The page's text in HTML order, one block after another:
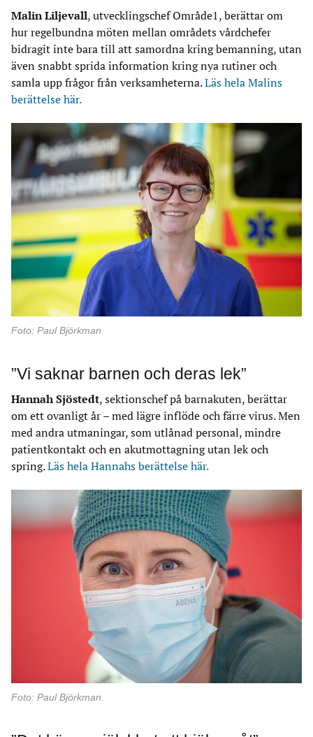
Malin Liljevall, utvecklingschef Område1, berättar om
hur regelbundna möten mellan områdets vårdchefer
bidragit inte bara till att samordna kring bemanning, utan
även snabbt sprida information kring nya rutiner och
samla upp frågor från verksamheterna.Läs hela Malins
berättelse här.
Foto: Paul Björkman
”Vi saknar barnen och deras lek”
Hannah Sjöstedt, sektionschef på barnakuten, berättar
om ett ovanligt år – med lägre inflöde och färre virus. Men
med andra utmaningar, som utlånad personal, mindre
patientkontakt och en akutmottagning utan lek och
spring.Läs hela Hannahs berättelse här.
Foto: Paul Björkman.